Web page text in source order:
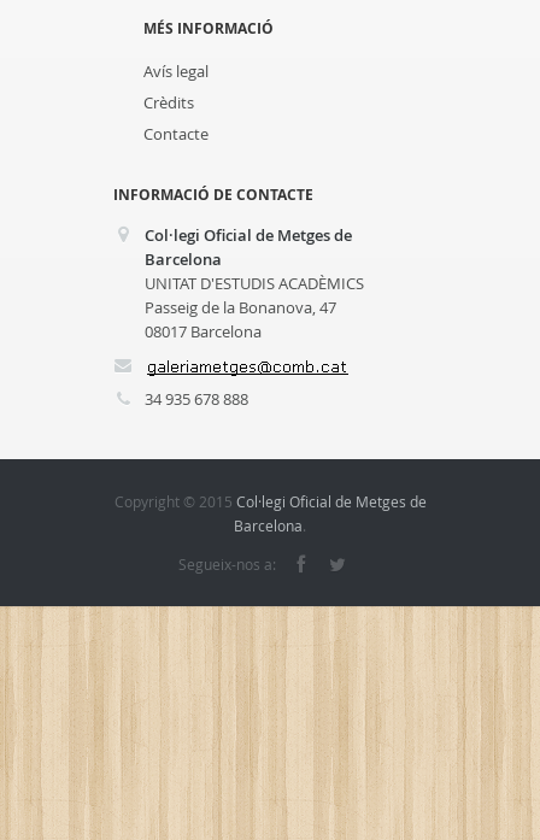
MÉS INFORMACIÓ
Avís legal
Crèdits
Contacte
INFORMACIÓ DE CONTACTE
Col·legi Oficial de Metges de
Barcelona
UNITAT D'ESTUDIS ACADÈMICS
Passeig de la Bonanova, 47
08017 Barcelona
34 935 678 888
Copyright © 2015 Col·legi Oficial de Metges de
Barcelona.
Segueix-nos a: